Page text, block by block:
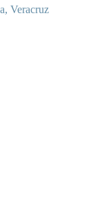
, Veracruz